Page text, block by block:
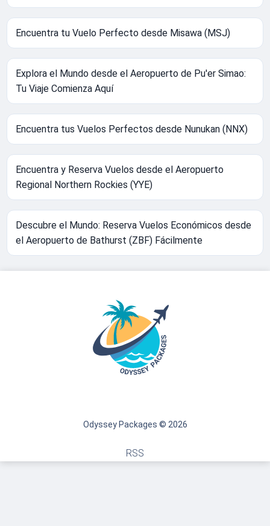
Encuentra tu Vuelo Perfecto desde Misawa (MSJ)
Explora el Mundo desde el Aeropuerto de Pu'er Simao:
Tu Viaje Comienza Aquí
Encuentra tus Vuelos Perfectos desde Nunukan (NNX)
Encuentra y Reserva Vuelos desde el Aeropuerto
Regional Northern Rockies (YYE)
Descubre el Mundo: Reserva Vuelos Económicos desde
el Aeropuerto de Bathurst (ZBF) Fácilmente
Odyssey Packages © 2026
RSS